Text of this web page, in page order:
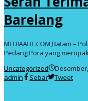
Barelang
MEDIAALIF.COM,Batam –
Pedang Pora yang
Uncategorized
admin
Sebar Tweet